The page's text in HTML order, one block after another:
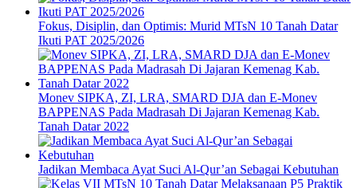
Fokus, Disiplin, dan Optimis: Murid MTsN 10 Tanah Datar
Ikuti PAT 2025/2026
Monev SIPKA, ZI, LRA, SMARD DJA dan E-Monev
BAPPENAS Pada Madrasah Di Jajaran Kemenag Kab.
Tanah Datar 2022
Jadikan Membaca Ayat Suci Al-Qur’an Sebagai Kebutuhan